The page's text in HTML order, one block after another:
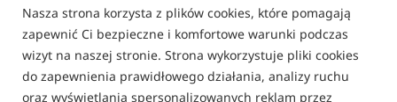
Nasza strona korzysta z plików cookies, które pomagają
zapewnić Ci bezpieczne i komfortowe warunki podczas
wizyt na naszej stronie. Strona wykorzystuje pliki cookies
do zapewnienia prawidłowego działania, analizy ruchu
oraz wyświetlania spersonalizowanych reklam przez
0 opinii